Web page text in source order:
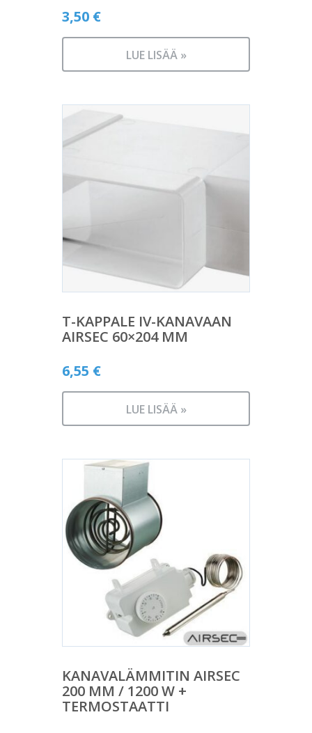
3,50 €
LUE LISÄÄ »
T-KAPPALE IV-KANAVAAN
AIRSEC 60×204 MM
6,55 €
LUE LISÄÄ »
KANAVALÄMMITIN AIRSEC
200 MM / 1200 W +
TERMOSTAATTI